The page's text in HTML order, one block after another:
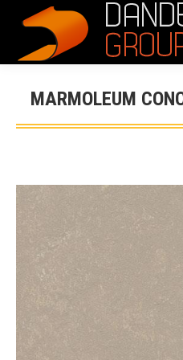
MARMOLEUM